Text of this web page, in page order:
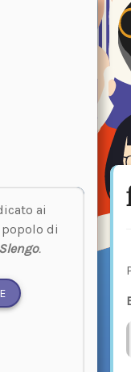
ai
di
Slengo.